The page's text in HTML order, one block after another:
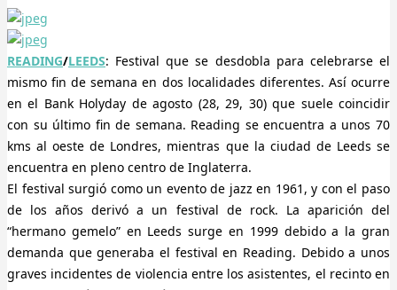
READING/LEEDS: Festival que se desdobla para celebrarse el
mismo fin de semana en dos localidades diferentes. Así ocurre
en el Bank Holyday de agosto (28, 29, 30) que suele coincidir
con su último fin de semana. Reading se encuentra a unos 70
kms al oeste de Londres, mientras que la ciudad de Leeds se
encuentra en pleno centro de Inglaterra.
El festival surgió como un evento de jazz en 1961, y con el paso
de los años derivó a un festival de rock. La aparición del
“hermano gemelo” en Leeds surge en 1999 debido a la gran
demanda que generaba el festival en Reading. Debido a unos
graves incidentes de violencia entre los asistentes, el recinto en